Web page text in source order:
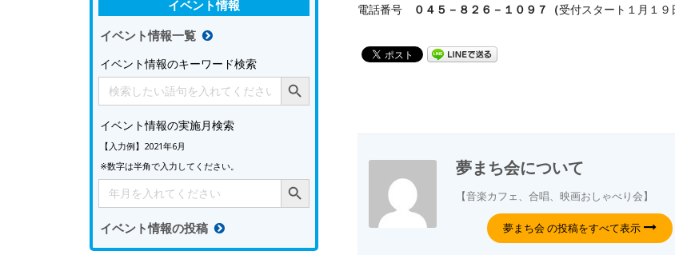
電話番号 ０４５－８２６－１０９７（受付スタート１月１９
夢まち会について
【音楽カフェ、合唱、映画おしゃべり会】
夢まち会 の投稿をすべて表示
イベント情報
イベント情報一覧
イベント情報のキーワード検索
Search
for:
Search Button
イベント情報の実施月検索
【入力例】2021年6月
※数字は半角で入力してください。
Search
for:
Search Button
イベント情報の投稿